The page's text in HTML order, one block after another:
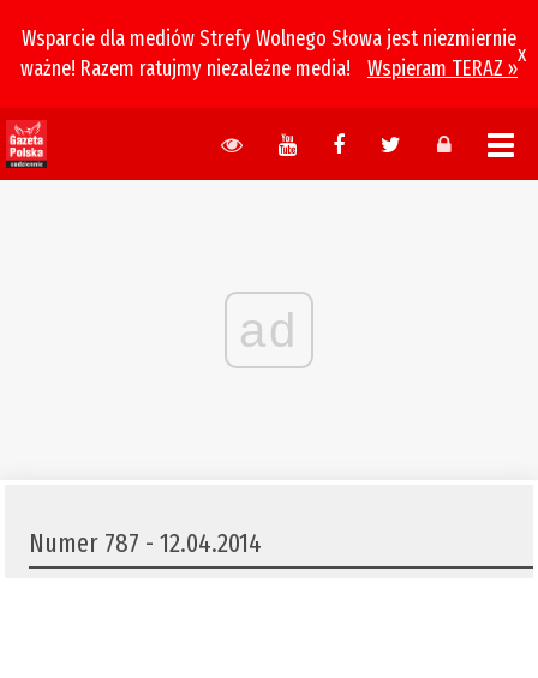
Wsparcie dla mediów Strefy Wolnego Słowa jest niezmiernie
ważne! Razem ratujmy niezależne media!
Wspieram TERAZ »
x
ad
Numer 787 - 12.04.2014